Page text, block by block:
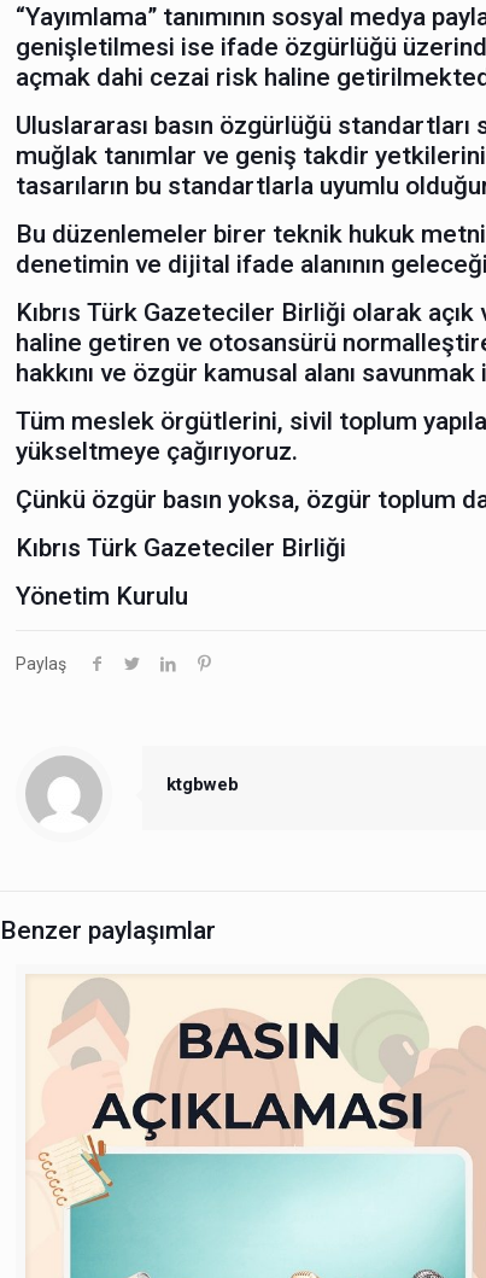
“Yayımlama” tanımının sosyal medya
genişletilmesi ise ifade özgürlüğü
açmak dahi cezai risk haline
Uluslararası basın özgürlüğü
muğlak tanımlar ve geniş takdir
tasarıların bu standartlarla uyumlu
Bu düzenlemeler birer teknik hukuk
denetimin ve dijital ifade alanının
Kıbrıs Türk Gazeteciler Birliği olarak
haline getiren ve otosansürü
hakkını ve özgür kamusal alanı
Tüm meslek örgütlerini, sivil toplum
yükseltmeye çağırıyoruz.
Çünkü özgür basın yoksa, özgür toplum
Kıbrıs Türk Gazeteciler Birliği
Yönetim Kurulu
Paylaş
ktgbweb
Benzer paylaşımlar